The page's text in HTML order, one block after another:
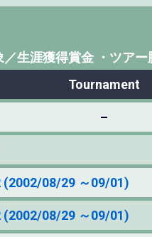
生涯獲得賞金 ・ ツアー
Tournament
–
(2002/08/29 ～09/01)
(2002/08/29 ～09/01)